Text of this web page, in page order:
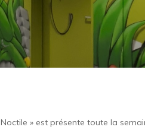
» est présente toute la